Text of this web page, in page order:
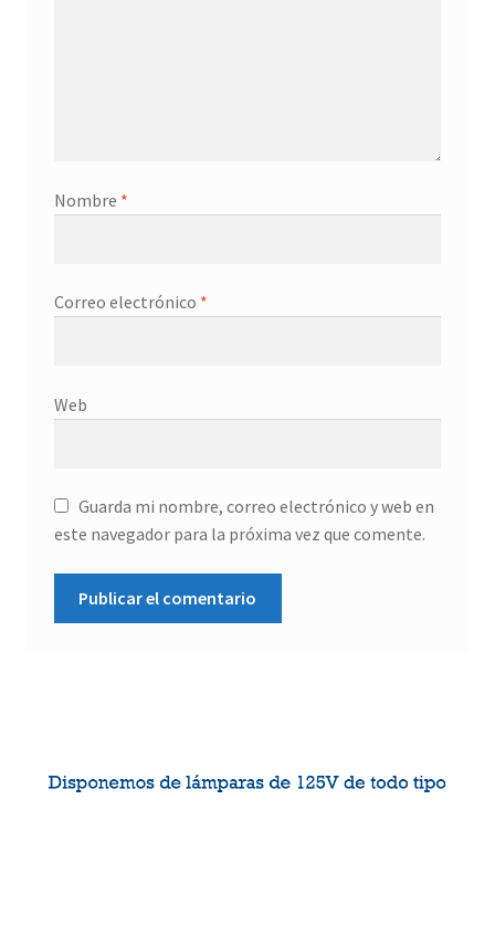
Nombre *
Correo electrónico *
Web
Guarda mi nombre, correo electrónico y web en
este navegador para la próxima vez que comente.